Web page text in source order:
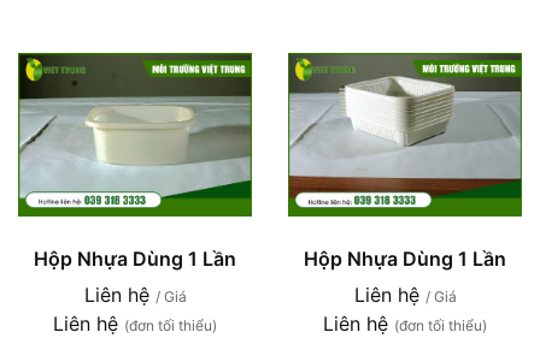
Hộp Nhựa Dùng 1 Lần
Liên hệ / Giá
Liên hệ (đơn tối thiểu)
Hộp Nhựa Dùng 1 Lần
Liên hệ / Giá
Liên hệ (đơn tối thiểu)